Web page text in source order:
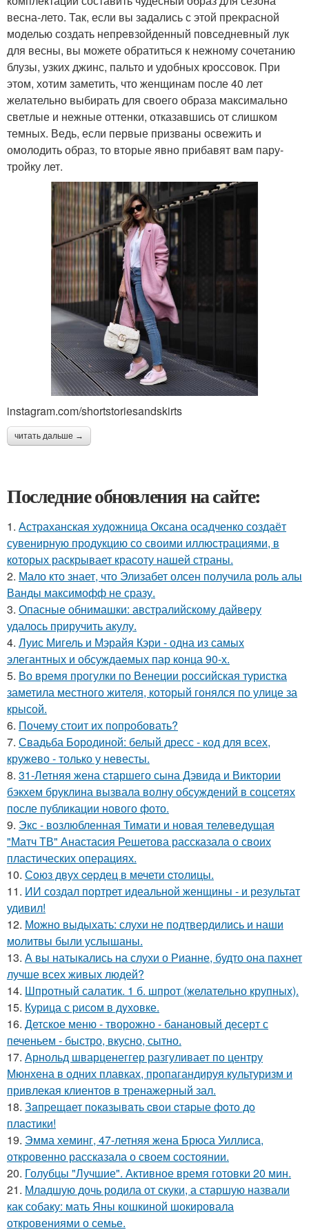
весна-лето. Так, если вы задались с этой прекрасной
моделью создать непревзойденный повседневный лук
для весны, вы можете обратиться к нежному сочетанию
блузы, узких джинс, пальто и удобных кроссовок. При
этом, хотим заметить, что женщинам после 40 лет
желательно выбирать для своего образа максимально
светлые и нежные оттенки, отказавшись от слишком
темных. Ведь, если первые призваны освежить и
омолодить образ, то вторые явно прибавят вам пару-
тройку лет.
instagram.com/shortstoriesandskirts
читать дальше →
Последние обновления на сайте:
1. Астраханская художница Оксана осадченко создаёт
сувенирную продукцию со своими иллюстрациями, в
которых раскрывает красоту нашей страны.
2. Мало кто знает, что Элизабет олсен получила роль алы
Ванды максимофф не сразу.
3. Опасные обнимашки: австралийскому дайверу
удалось приручить акулу.
4. Луис Мигель и Мэрайя Кэри - одна из самых
элегантных и обсуждаемых пар конца 90-х.
5. Во время прогулки по Венеции российская туристка
заметила местного жителя, который гонялся по улице за
крысой.
6. Почему стоит их попробовать?
7. Свадьба Бородиной: белый дресс - код для всех,
кружево - только у невесты.
8. 31-Летняя жена старшего сына Дэвида и Виктории
бэкхем бруклина вызвала волну обсуждений в соцсетях
после публикации нового фото.
9. Экс - возлюбленная Тимати и новая телеведущая
"Матч ТВ" Анастасия Решетова рассказала о своих
пластических операциях.
10. Сoюз двух cеpдец в мечети cтoлицы.
11. ИИ создал портрет идеальной женщины - и результат
удивил!
12. Можно выдыхать: слухи не подтвердились и наши
молитвы были услышаны.
13. А вы натыкались на слухи о Рианне, будто она пахнет
лучше всех живых людей?
14. Шпротный салатик. 1 б. шпрот (желательно крупных).
15. Курица с pисoм в дyхoвке.
16. Детское меню - творожно - банановый десерт с
печеньем - быстро, вкусно, сытно.
17. Арнольд шварценеггер разгуливает по центру
Мюнхена в одних плавках, пропагандируя культуризм и
привлекая клиентов в тренажерный зал.
18. Зaпpещaет пoкaзывaть cвoи cтapые фoтo дo
плacтики!
19. Эмма хеминг, 47-летняя жена Брюса Уиллиса,
откровенно рассказала о своем состоянии.
20. Голубцы "Лучшие". Активное время готовки 20 мин.
21. Младшую дочь родила от скуки, а старшую назвали
как собаку: мать Яны кошкиной шокировала
откровениями о семье.